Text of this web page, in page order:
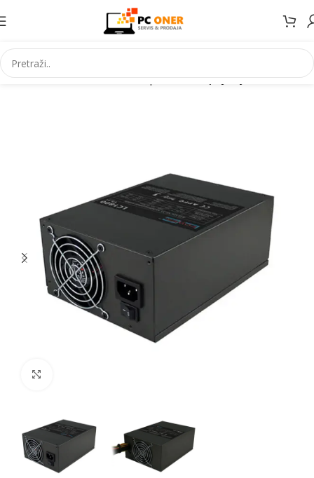
Početna Informatika PC komponente Napojne jedinice